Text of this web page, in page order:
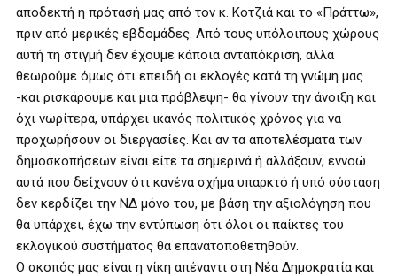
αποδεκτή η πρότασή μας από τον κ. Κοτζιά και το «Πράττω»,
πριν από μερικές εβδομάδες. Από τους υπόλοιπους χώρους
αυτή τη στιγμή δεν έχουμε κάποια ανταπόκριση, αλλά
θεωρούμε όμως ότι επειδή οι εκλογές κατά τη γνώμη μας
-και ρισκάρουμε και μια πρόβλεψη- θα γίνουν την άνοιξη και
όχι νωρίτερα, υπάρχει ικανός πολιτικός χρόνος για να
προχωρήσουν οι διεργασίες. Και αν τα αποτελέσματα των
δημοσκοπήσεων είναι είτε τα σημερινά ή αλλάξουν, εννοώ
αυτά που δείχνουν ότι κανένα σχήμα υπαρκτό ή υπό σύσταση
δεν κερδίζει την ΝΔ μόνο του, με βάση την αξιολόγηση που
θα υπάρχει, έχω την εντύπωση ότι όλοι οι παίκτες του
εκλογικού συστήματος θα επανατοποθετηθούν.
Ο σκοπός μας είναι η νίκη απέναντι στη Νέα Δημοκρατία και